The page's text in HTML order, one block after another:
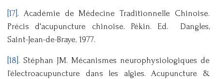
[17] . Académie de Médecine Traditionnelle Chinoise.
Précis d'acupuncture chinoise. Pékin. Ed. Dangles,
Saint-Jean-de-Braye, 1977.
[18] . Stéphan JM. Mécanismes neurophysiologiques de
l’électroacupuncture dans les algies. Acupuncture &